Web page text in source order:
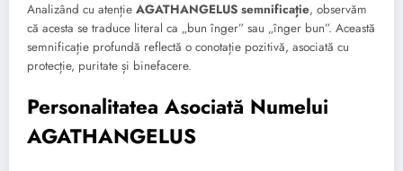
Analizând cu atenție AGATHANGELUS semnificație, observăm
că acesta se traduce literal ca „bun înger” sau „înger bun”. Această
semnificație profundă reflectă o conotație pozitivă, asociată cu
protecție, puritate și binefacere.
Personalitatea Asociată Numelui
AGATHANGELUS